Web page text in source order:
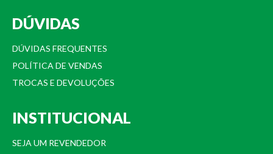
DÚVIDAS
DÚVIDAS FREQUENTES
POLÍTICA DE VENDAS
TROCAS E DEVOLUÇÕES
INSTITUCIONAL
SEJA UM REVENDEDOR